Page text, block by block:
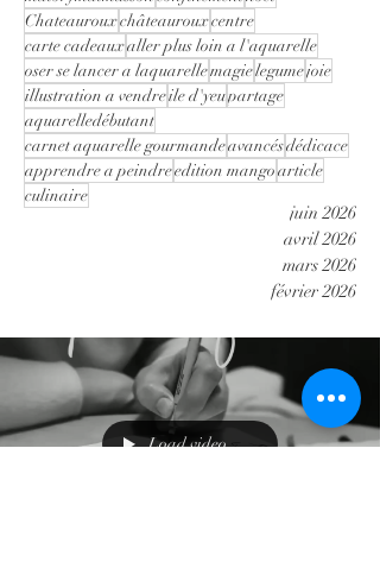
juin 2026
avril 2026
mars 2026
février 2026
Chateaurouxchâteaurouxcentre
carte cadeauxaller plus loin a l'aquarelle
oser se lancer a laquarellemagielegumejoie
illustration a vendreile d'yeupartage
aquarelledébutant
carnet aquarelle gourmandeavancésdédicace
apprendre a peindreedition mangoarticle
culinaire
Load video